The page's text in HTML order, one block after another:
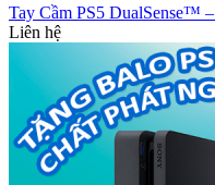
Tay Cầm PS5 DualSense™
Liên hệ